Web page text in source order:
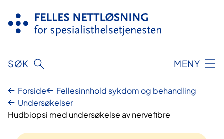
innhold
SØK MENY
Forside
Fellesinnhold sykdom og behandling
Undersøkelser
Hudbiopsi med undersøkelse av nervefibre